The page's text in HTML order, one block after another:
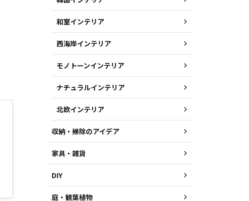
和室インテリア
西海岸インテリア
モノトーンインテリア
ナチュラルインテリア
北欧インテリア
収納・掃除のアイデア
家具・雑貨
DIY
庭・観葉植物